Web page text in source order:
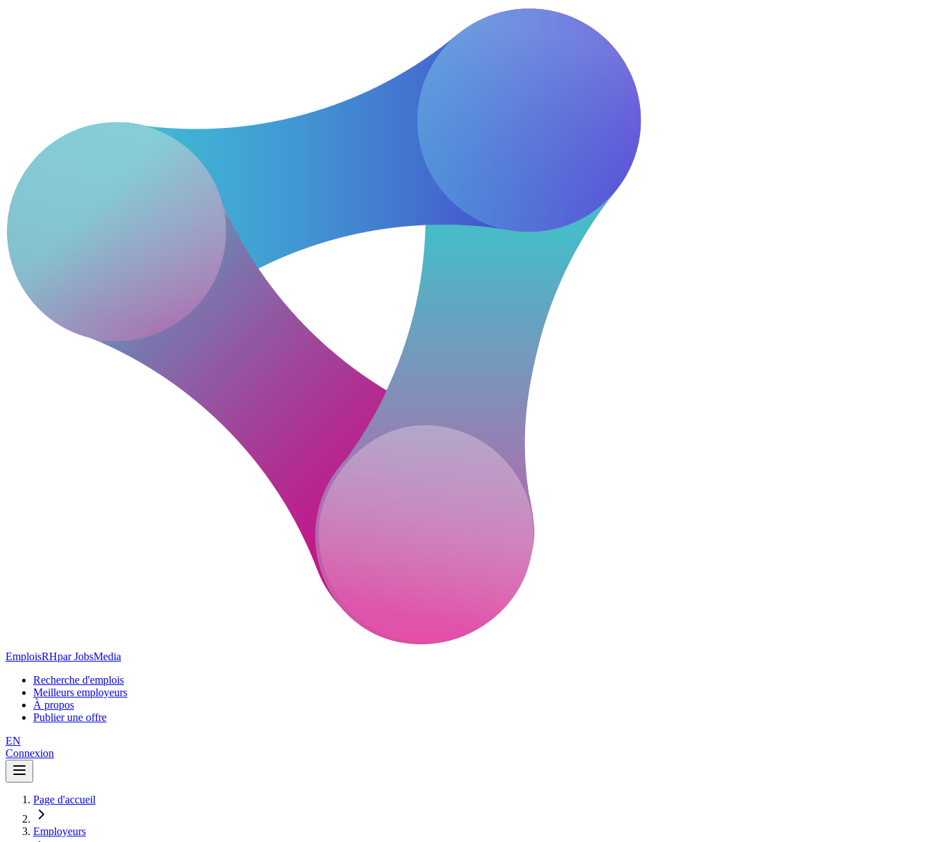
EmploisRHpar JobsMedia
Recherche d'emplois
Meilleurs employeurs
À propos
Publier une offre
EN
Connexion
Page d'accueil
Employeurs